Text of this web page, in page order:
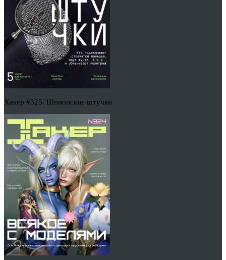
Хакер #325. Шпионские штучки